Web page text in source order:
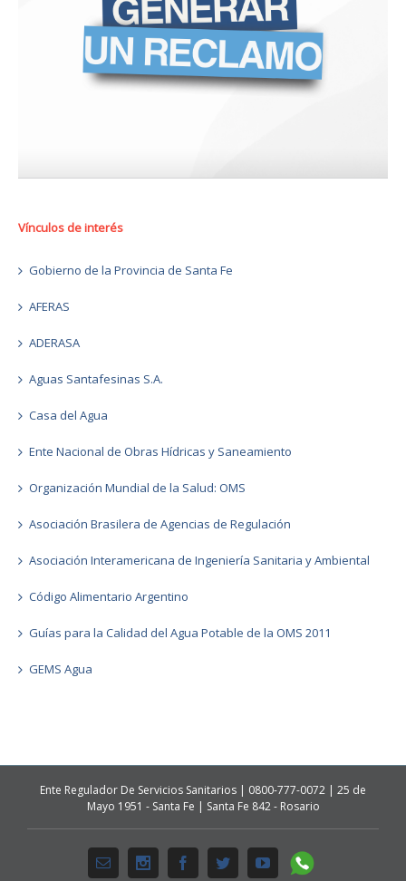
Vínculos de interés
Gobierno de la Provincia de Santa Fe
AFERAS
ADERASA
Aguas Santafesinas S.A.
Casa del Agua
Ente Nacional de Obras Hídricas y Saneamiento
Organización Mundial de la Salud: OMS
Asociación Brasilera de Agencias de Regulación
Asociación Interamericana de Ingeniería Sanitaria y Ambiental
Código Alimentario Argentino
Guías para la Calidad del Agua Potable de la OMS 2011
GEMS Agua
Ente Regulador De Servicios Sanitarios | 0800-777-0072 | 25 de
Mayo 1951 - Santa Fe | Santa Fe 842 - Rosario
Email InstagramFacebookTwitterYoutubeWhatsapp